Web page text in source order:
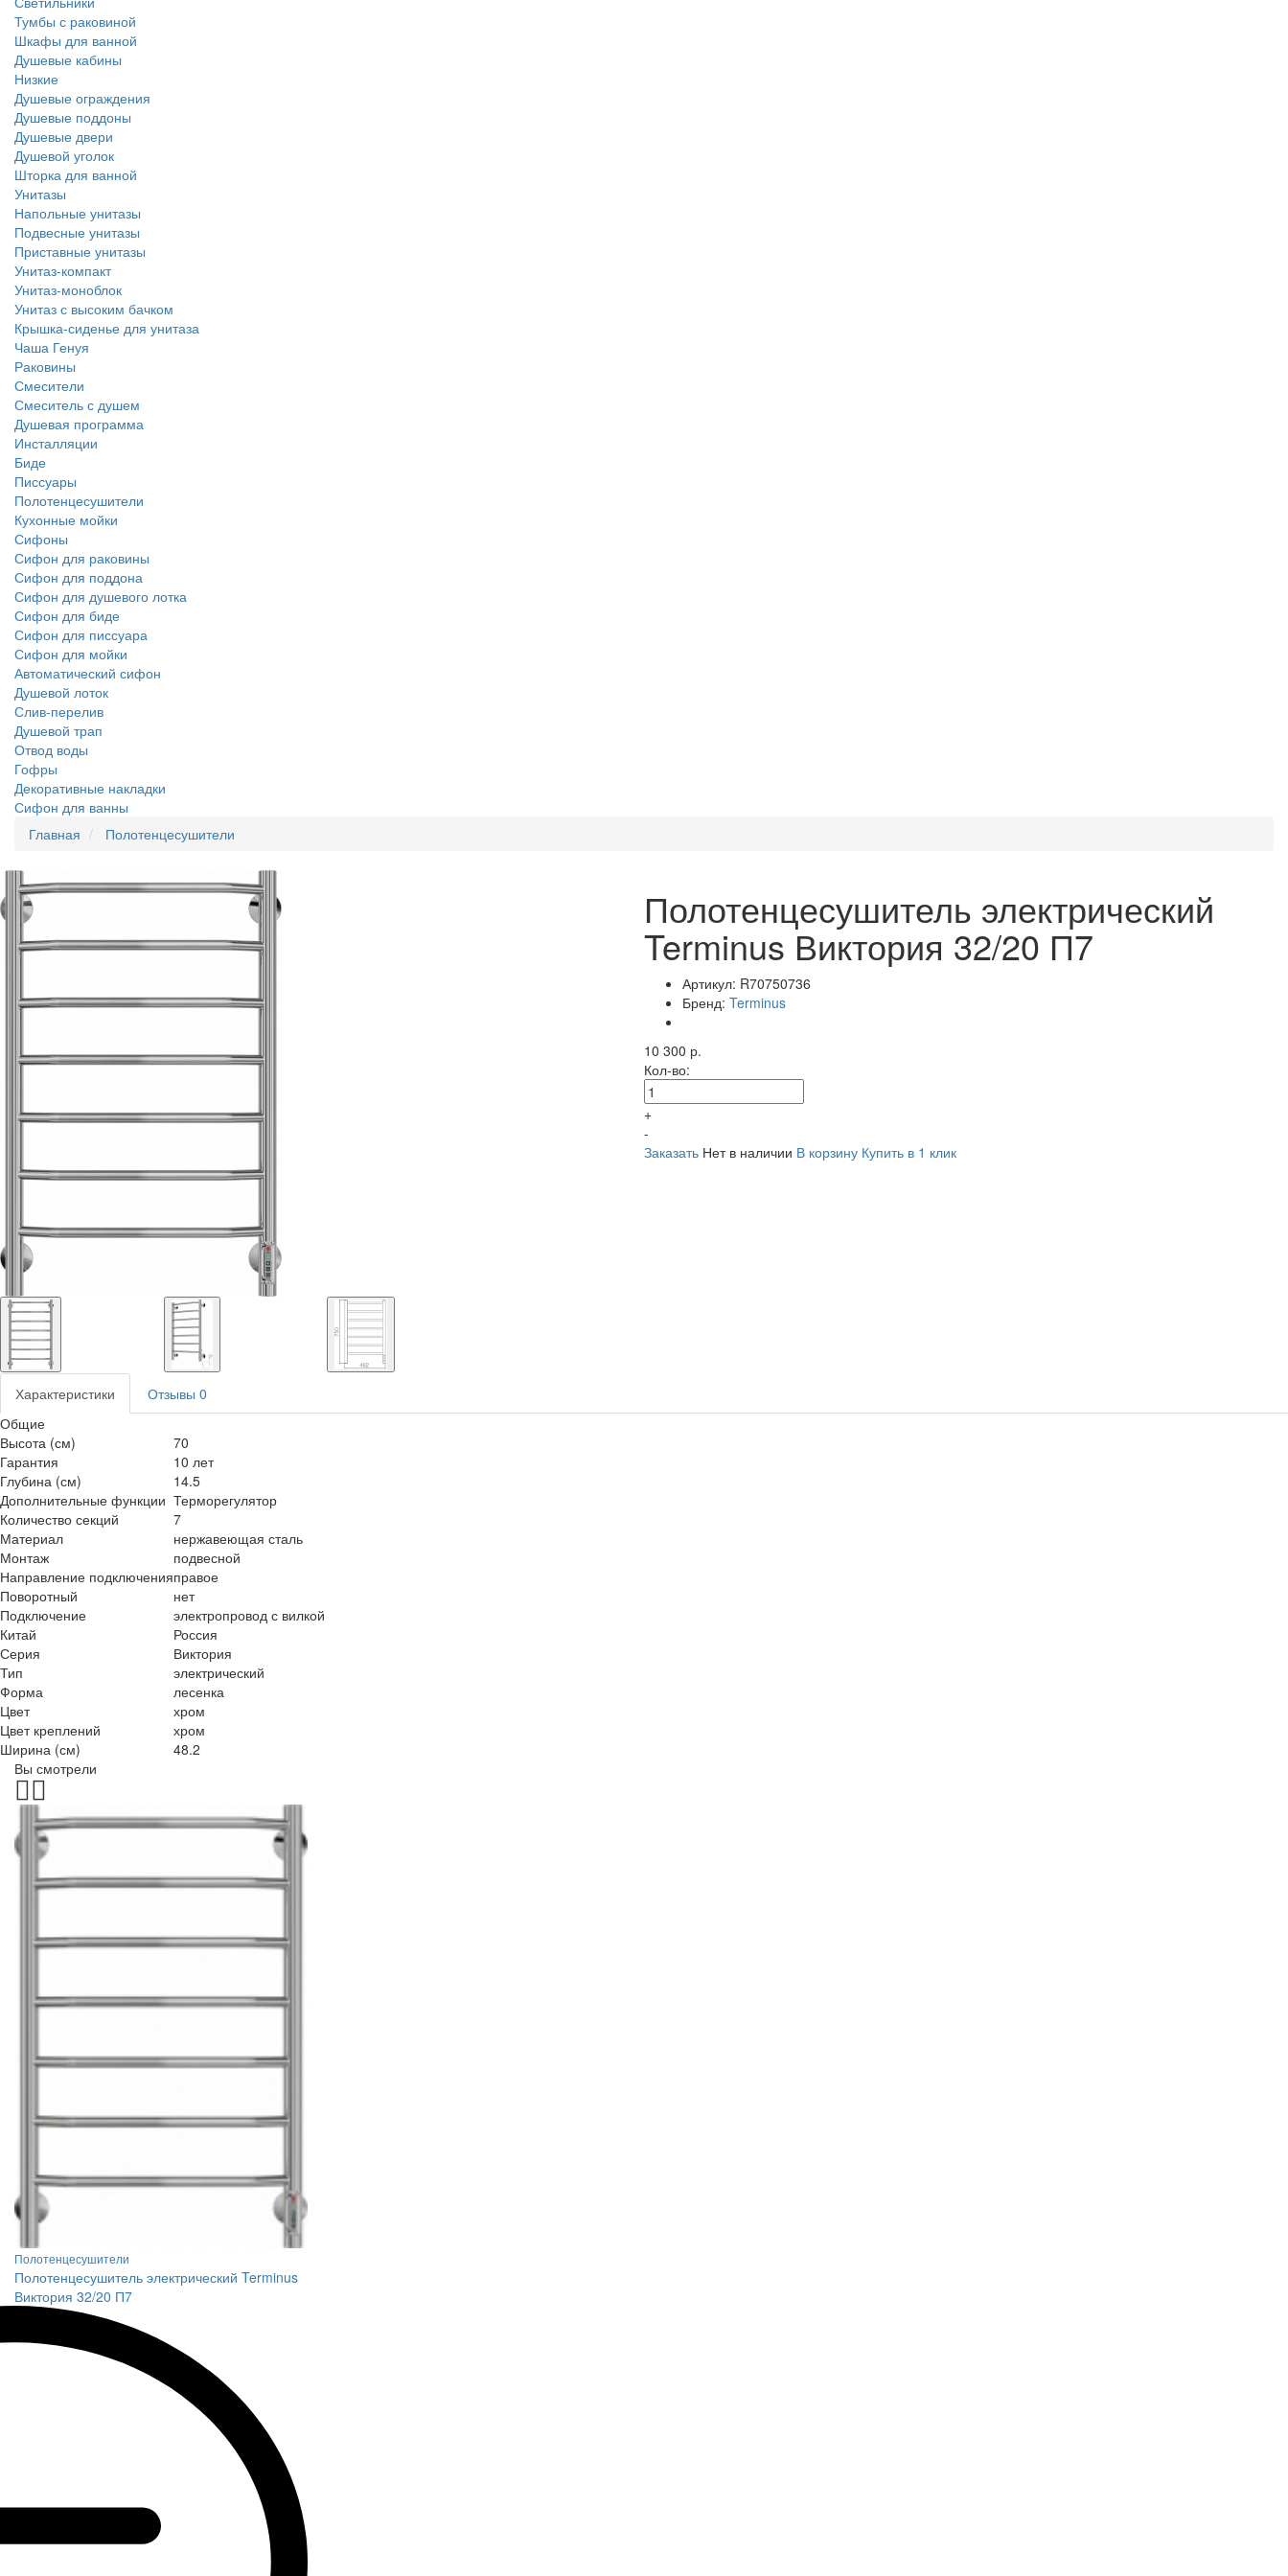
Тумбы с раковиной
Шкафы для ванной
Душевые кабины
Низкие
Душевые ограждения
Душевые поддоны
Душевые двери
Душевой уголок
Шторка для ванной
Унитазы
Напольные унитазы
Подвесные унитазы
Приставные унитазы
Унитаз-компакт
Унитаз-моноблок
Унитаз с высоким бачком
Крышка-сиденье для унитаза
Чаша Генуя
Раковины
Смесители
Смеситель с душем
Душевая программа
Инсталляции
Биде
Писсуары
Полотенцесушители
Кухонные мойки
Сифоны
Сифон для раковины
Сифон для поддона
Сифон для душевого лотка
Сифон для биде
Сифон для писсуара
Сифон для мойки
Автоматический сифон
Душевой лоток
Слив-перелив
Душевой трап
Отвод воды
Гофры
Декоративные накладки
Сифон для ванны
Главная
Полотенцесушители
Полотенцесушитель электрический
Terminus Виктория 32/20 П7
Артикул: R70750736
Бренд: Terminus
10 300 р.
Кол-во:
+
-
Заказать Нет в наличии В корзину Купить в 1 клик
Характеристики Отзывы 0
Общие
Высота (см)
70
Гарантия
10 лет
Глубина (см)
14.5
Дополнительные функции Терморегулятор
Количество секций
7
Материал
нержавеющая сталь
Монтаж
подвесной
Направление подключенияправое
Поворотный
нет
Подключение
электропровод с вилкой
Китай
Россия
Серия
Виктория
Тип
электрический
Форма
лесенка
Цвет
хром
Цвет креплений
хром
Ширина (см)
48.2
Вы смотрели
Полотенцесушители
Полотенцесушитель электрический Terminus
Виктория 32/20 П7